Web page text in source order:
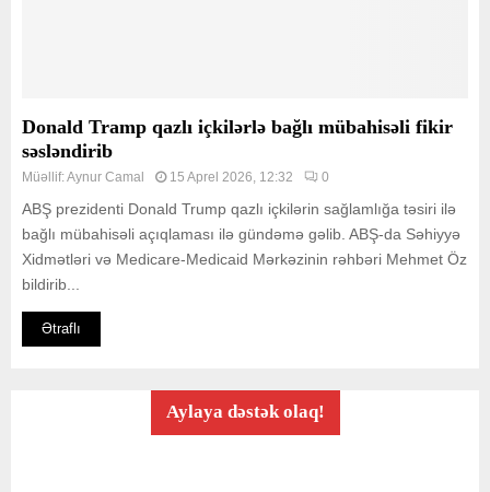
Donald Tramp qazlı içkilərlə bağlı mübahisəli fikir
səsləndirib
Müəllif:Aynur Camal 15 Aprel 2026, 12:32 0
ABŞ prezidenti Donald Trump qazlı içkilərin sağlamlığa təsiri ilə
bağlı mübahisəli açıqlaması ilə gündəmə gəlib. ABŞ-da Səhiyyə
Xidmətləri və Medicare-Medicaid Mərkəzinin rəhbəri Mehmet Öz
bildirib...
Ətraflı
Aylaya dəstək olaq!